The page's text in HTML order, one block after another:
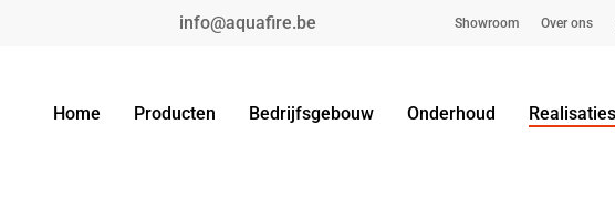
info@aquafire.be Showroom Over ons
Home Producten Bedrijfsgebouw Onderhoud Realisaties